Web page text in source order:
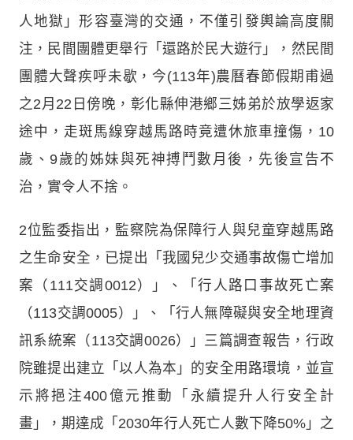
人地獄」形容臺灣的交通，不僅引發輿論高度關
注，民間團體更舉行「還路於民大遊行」，然民間
團體大聲疾呼未歇，今(113年)農曆春節假期甫過
之2月22日傍晚，彰化縣伸港鄉三姊弟於放學返家
途中，走斑馬線穿越馬路時竟遭休旅車撞傷，10
歲、9歲的姊妹與死神搏鬥數月後，先後宣告不
治，實令人不捨。
2位監委指出，監察院為保障行人與兒童穿越馬路
之生命安全，已提出「我國兒少交通事故傷亡增加
案（111交調0012）」、「行人路口事故死亡案
（113交調0005）」、「行人無障礙與安全地理資
訊系統案（113交調0026）」三篇調查報告，行政
院雖提出建立「以人為本」的安全用路環境，並宣
示將挹注400億元推動「永續提升人行安全計
畫」，期達成「2030年行人死亡人數下降50%」之